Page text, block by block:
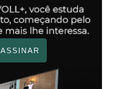
ASSINAR